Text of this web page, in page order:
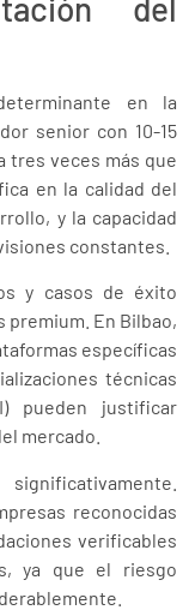
en la
senior con 10-15
tres veces más que
en la calidad del
y la capacidad
constantes.
y casos de éxito
En Bilbao,
específicas
técnicas
pueden justificar
mercado.
reconocidas
verificables
ya que el riesgo